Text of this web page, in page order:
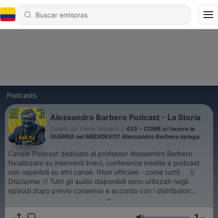
Podcasts
Alessandro Barbero Podcast - La Storia
Curato da: Primo Vassallo
435 - COME si faceva la
GUERRA nel MEDIOEVO? Alessandro Barbero spiega
Canale Podcast dedicato al professor Alessandro Barbero
focalizzato su interventi brevi, conferenze inedite e podcast
non reperibili su altri canali. (Non ufficiale - come tutti) . . //
Disclaimer // Tutti gli audio disponibili sono utilizzati negli
episodi dopo previo consenso e accordo con i distributori
originali di altre piattaforme e/o comunque distribuiti